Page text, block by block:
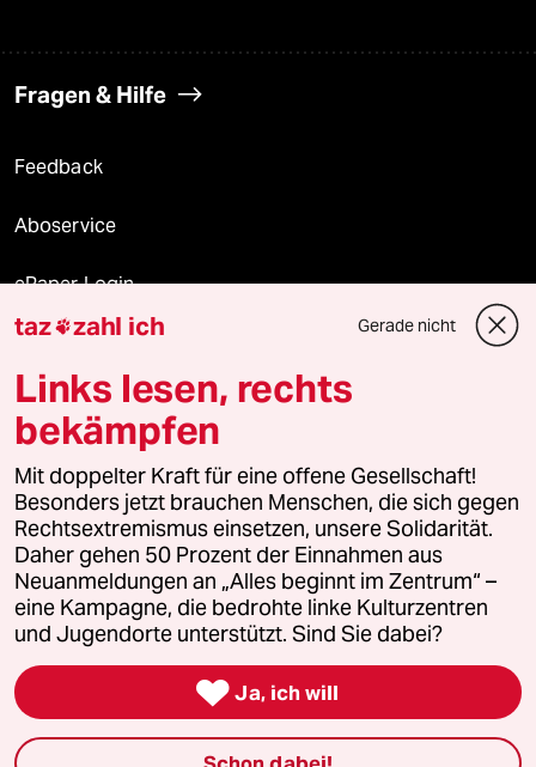
Fragen & Hilfe
Feedback
Aboservice
ePaper Login
Downloads für Abonnierende
© 2026 taz Verlags und Vertriebs GmbH
Alle Rechte vorbehalten. Bei rechtlichen Fragen oder für Genehmigungen
wenden Sie sich bitte an
lizenzen@taz.de
Feedback Redaktionsstatut Kommune-Richtlinien
Leitlinie Informant Datenschutz Impressum AGB
Seitenwende Einwilligungen widerrufen (Ads)
taz zahl ich Gerade nicht
Links lesen, rechts
bekämpfen
Mit doppelter Kraft für eine offene Gesellschaft!
Besonders jetzt brauchen Menschen, die sich gegen
Rechtsextremismus einsetzen, unsere Solidarität.
Daher gehen 50 Prozent der Einnahmen aus
Neuanmeldungen an „Alles beginnt im Zentrum“ –
eine Kampagne, die bedrohte linke Kulturzentren
und Jugendorte unterstützt. Sind Sie dabei?
 Ja, ich will